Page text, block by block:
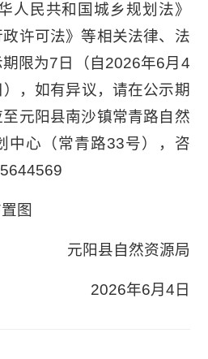
人民共和国城乡规划法》
政许可法》等相关法律、法
限为7日（自2026年6月4
，如有异议，请在公示期
元阳县南沙镇常青路自然
中心（常青路33号），咨
图
元阳县自然资源局
2026年6月4日